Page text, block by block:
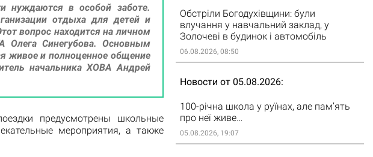
нуждаются в особой заботе.
отдыха для детей и
вопрос находится на личном
Олега Синегубова. Основным
живое и полноценное общение
начальника ХОВА Андрей
предусмотрены школьные
мероприятия, а также
Обстріли Богодухівщини: були
влучання у навчальний заклад, у
Золочеві в будинок і автомобіль
06.08.2026, 08:50
Новости от 05.08.2026
100-річна школа у руїнах, але пам’ять
про неї живе…
05.08.2026, 19:07